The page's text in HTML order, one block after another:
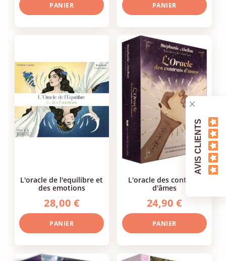
PANIER PANIER
l'oracle de l'equilibre et
des emotions
28,00 €
PANIER
l'oracle des contrats
d'âmes
24,90 €
PANIER
AVIS CLIENTS